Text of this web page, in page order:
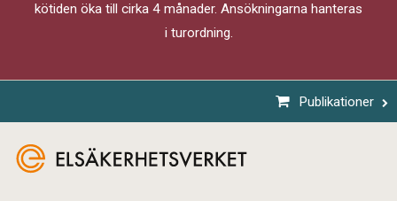
kötiden öka till cirka 4 månader. Ansökningarna hanteras
i turordning.
Publikationer